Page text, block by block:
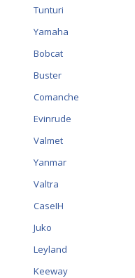
Tunturi
Yamaha
Bobcat
Buster
Comanche
Evinrude
Valmet
Yanmar
Valtra
CaseIH
Juko
Leyland
Keeway